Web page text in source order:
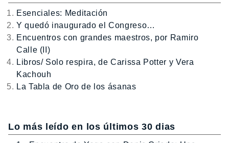
Esenciales: Meditación
Y quedó inaugurado el Congreso…
Encuentros con grandes maestros, por Ramiro
Calle (II)
Libros/ Solo respira, de Carissa Potter y Vera
Kachouh
La Tabla de Oro de los ásanas
Lo más leído en los últimos 30 dias